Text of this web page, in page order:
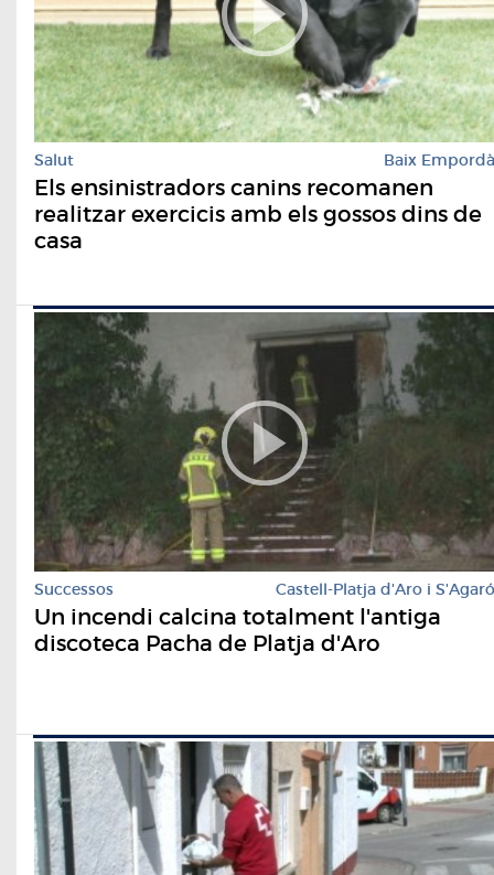
Salut Baix Empordà
Els ensinistradors canins recomanen
realitzar exercicis amb els gossos dins de
casa
Successos Castell-Platja d'Aro i S'Agaró
Un incendi calcina totalment l'antiga
discoteca Pacha de Platja d'Aro